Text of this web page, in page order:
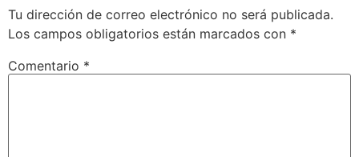
Tu dirección de correo electrónico no será publicada.
Los campos obligatorios están marcados con *
Comentario *